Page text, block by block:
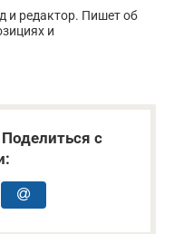
и редактор. Пишет об
и
с